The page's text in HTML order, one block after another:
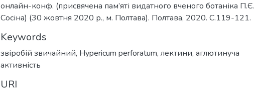
онлайн-конф. (присвячена пам’яті видатного вченого ботаніка П.Є.
Сосіна) (30 жовтня 2020 р., м. Полтава). Полтава, 2020. С.119-121.
Keywords
звіробій звичайний, Hypericum perforatum, лектини, аглютинуча
активність
URI